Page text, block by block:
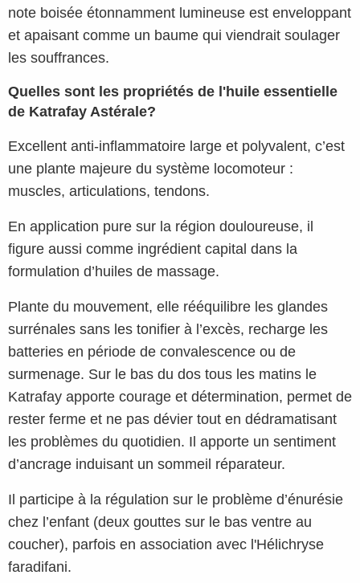
note boisée étonnamment lumineuse est enveloppant
et apaisant comme un baume qui viendrait soulager
les souffrances.
Quelles sont les propriétés de l'huile essentielle
de Katrafay Astérale?
Excellent anti-inflammatoire large et polyvalent, c’est
une plante majeure du système locomoteur :
muscles, articulations, tendons.
En application pure sur la région douloureuse, il
figure aussi comme ingrédient capital dans la
formulation d’huiles de massage.
Plante du mouvement, elle rééquilibre les glandes
surrénales sans les tonifier à l’excès, recharge les
batteries en période de convalescence ou de
surmenage. Sur le bas du dos tous les matins le
Katrafay apporte courage et détermination, permet de
rester ferme et ne pas dévier tout en dédramatisant
les problèmes du quotidien. Il apporte un sentiment
d’ancrage induisant un sommeil réparateur.
Il participe à la régulation sur le problème d’énurésie
chez l’enfant (deux gouttes sur le bas ventre au
coucher), parfois en association avec l'Hélichryse
faradifani.